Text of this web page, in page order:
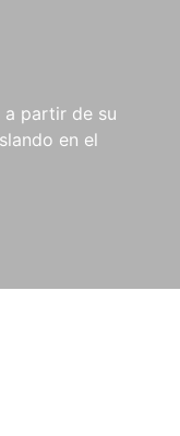
partir de su
en el